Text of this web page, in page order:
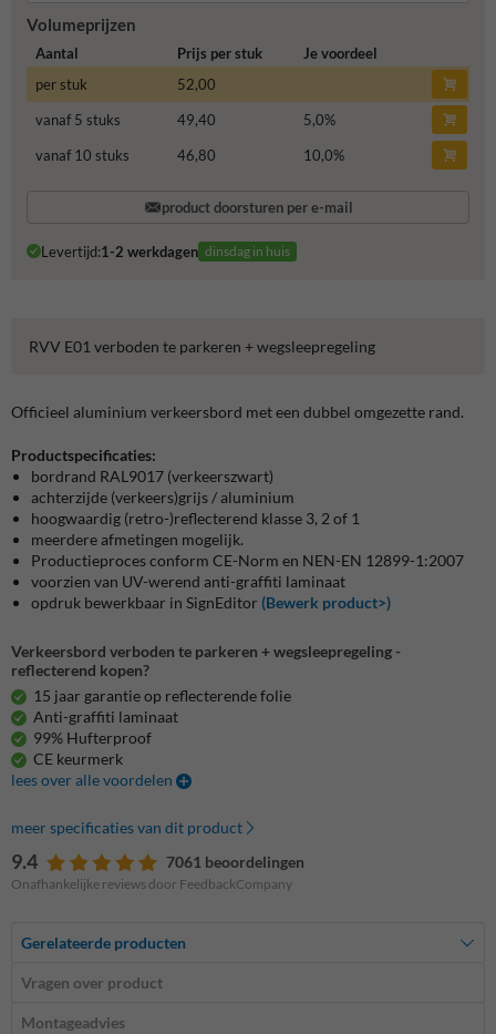
Volumeprijzen
Aantal Prijs per stuk
Je voordeel
per stuk
52,00
vanaf 5 stuks
49,40 5,0%
vanaf 10 stuks
46,80 10,0%
product doorsturen per e-mail
Levertijd:1-2 werkdagen dinsdag in huis
RVV E01 verboden te parkeren + wegsleepregeling
Officieel aluminium verkeersbord met een dubbel omgezette rand.
Productspecificaties:
bordrand RAL9017 (verkeerszwart)
achterzijde (verkeers)grijs / aluminium
hoogwaardig (retro-)reflecterend klasse 3, 2 of 1
meerdere afmetingen mogelijk.
Productieproces conform CE-Norm en NEN-EN 12899-1:2007
voorzien van UV-werend anti-graffiti laminaat
opdruk bewerkbaar in SignEditor (Bewerk product>)
Verkeersbord verboden te parkeren + wegsleepregeling -
reflecterend kopen?
15 jaar garantie op reflecterende folie
Anti-graffiti laminaat
99% Hufterproof
CE keurmerk
lees over alle voordelen
meer specificaties van dit product
9.4 7061 beoordelingen
Onafhankelijke reviews door FeedbackCompany
Gerelateerde producten
Vragen over product
Montageadvies